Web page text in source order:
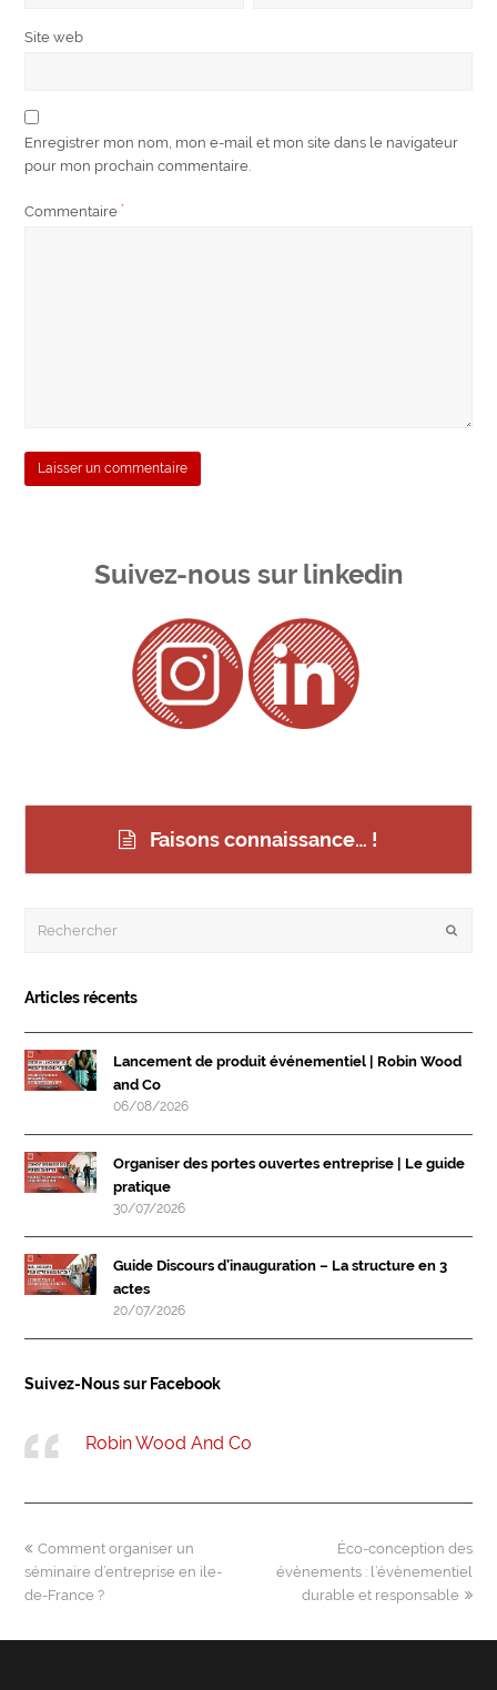
Site web
Enregistrer mon nom, mon e-mail et mon site dans le navigateur
pour mon prochain commentaire.
Commentaire*
Suivez-nous sur linkedin
Faisons connaissance… !
Articles récents
Lancement de produit événementiel | Robin Wood
and Co
06/08/2026
Organiser des portes ouvertes entreprise | Le guide
pratique
30/07/2026
Guide Discours d’inauguration – La structure en 3
actes
20/07/2026
Suivez-Nous sur Facebook
Robin Wood And Co
previous
post:
Comment organiser un
séminaire d’entreprise en ile-
de-France ?
next
post:
Éco-conception des
évènements : l’évènementiel
durable et responsable